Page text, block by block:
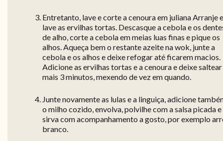
Entretanto, lave e corte a cenoura em juliana Arranje e
lave as ervilhas tortas. Descasque a cebola e os
de alho, corte a cebola em meias luas finas e pique os
alhos. Aqueça bem o restante azeite na wok, junte a
cebola e os alhos e deixe refogar até ficarem macios.
Adicione as ervilhas tortas e a cenoura e deixe saltear
mais 3 minutos, mexendo de vez em quando.
Junte novamente as lulas e a linguiça, adicione
o milho cozido, envolva, polvilhe com a salsa picada e
sirva com acompanhamento a gosto, por exemplo
branco.